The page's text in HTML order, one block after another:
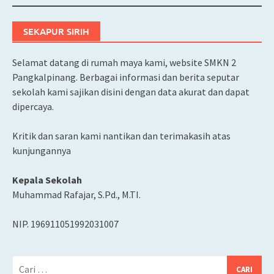
SEKAPUR SIRIH
Selamat datang di rumah maya kami, website SMKN 2
Pangkalpinang. Berbagai informasi dan berita seputar
sekolah kami sajikan disini dengan data akurat dan dapat
dipercaya.
Kritik dan saran kami nantikan dan terimakasih atas
kunjungannya
Kepala Sekolah
Muhammad Rafajar, S.Pd., M.TI.
NIP. 196911051992031007